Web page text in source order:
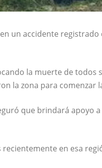
en un accidente registrado
la muerte de todos
la zona para comenzar
que brindará apoyo
en esa